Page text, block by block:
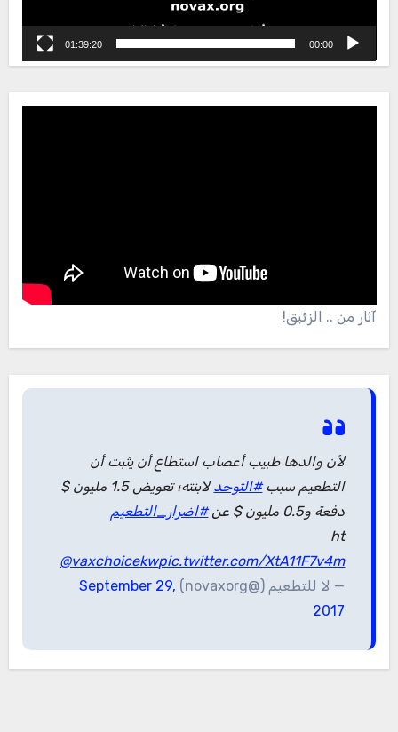
00:00
01:39:20
آثار من .. الزئبق!
لأن والدها طبيب أعصاب استطاع أن يثبت أن
التطعيم سبب#التوحد
لابنته؛ تعويض 1.5 مليون $
دفعة و0.5 مليون $ عن
#اضرار_التطعيم
ht
@vaxchoicekwpic.twitter.com/XtA11F7v4m
— لا للتطعيم (@novaxorg)
September 29,
2017